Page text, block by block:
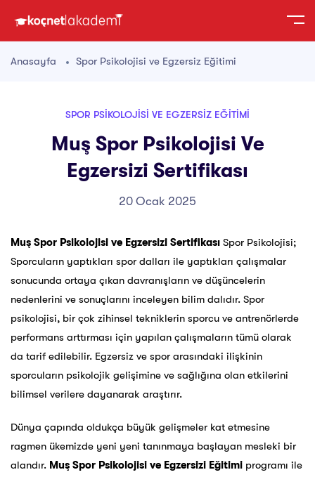
Anasayfa Spor Psikolojisi ve Egzersiz Eğitimi
SPOR PSIKOLOJISI VE EGZERSIZ EĞITIMI
Muş Spor Psikolojisi Ve
Egzersizi Sertifikası
20 Ocak 2025
Muş Spor Psikolojisi ve Egzersizi Sertifikası Spor Psikolojisi;
Sporcuların yaptıkları spor dalları ile yaptıkları çalışmalar
sonucunda ortaya çıkan davranışların ve düşüncelerin
nedenlerini ve sonuçlarını inceleyen bilim dalıdır. Spor
psikolojisi, bir çok zihinsel tekniklerin sporcu ve antrenörlerde
performans arttırması için yapılan çalışmaların tümü olarak
da tarif edilebilir. Egzersiz ve spor arasındaki ilişkinin
sporcuların psikolojik gelişimine ve sağlığına olan etkilerini
bilimsel verilere dayanarak araştırır.
Dünya çapında oldukça büyük gelişmeler kat etmesine
ragmen ükemizde yeni yeni tanınmaya başlayan mesleki bir
alandır. Muş Spor Psikolojisi ve Egzersizi Eğitimi programı ile